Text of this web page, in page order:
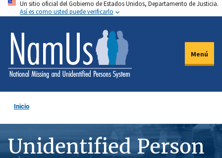
Pasar
al
contenido
principal
Un sitio oficial del Gobierno de Estados Unidos, Departamento de Justicia.
Así es como usted puede verificarlo
Menú
Inicio
Unidentified Person